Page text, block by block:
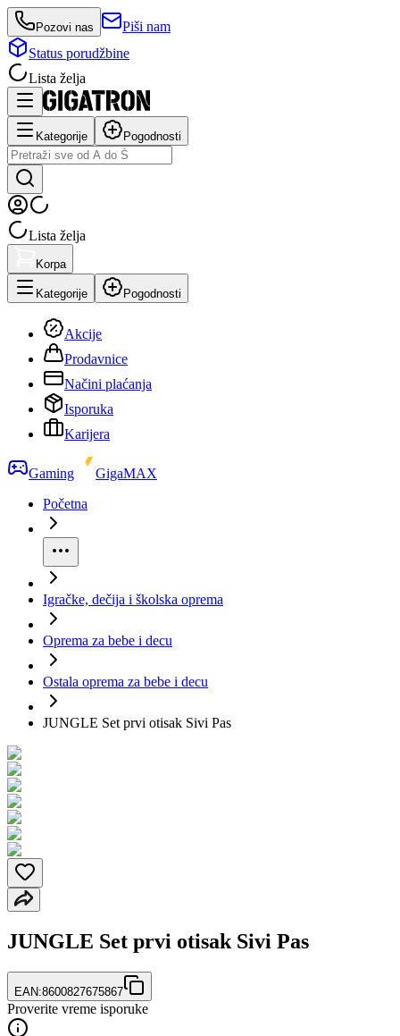
Pozovi nas
Piši nam
Status porudžbine
Lista želja
Kategorije Pogodnosti
Lista želja
Korpa
Kategorije Pogodnosti
Akcije
Prodavnice
Načini plaćanja
Isporuka
Karijera
Gaming
GigaMAX
Početna
Igračke, dečija i školska oprema
Oprema za bebe i decu
Ostala oprema za bebe i decu
JUNGLE Set prvi otisak Sivi Pas
JUNGLE Set prvi otisak Sivi Pas
EAN:8600827675867
Proverite vreme isporuke